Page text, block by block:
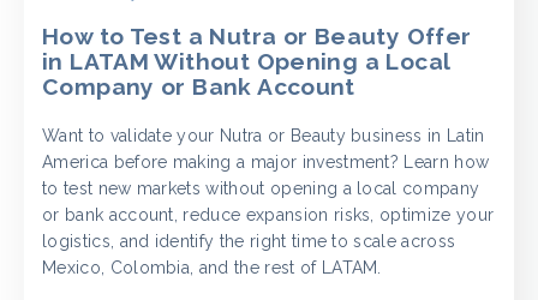
How to Test a Nutra or Beauty Offer
in LATAM Without Opening a Local
Company or Bank Account
Want to validate your Nutra or Beauty business in Latin
America before making a major investment? Learn how
to test new markets without opening a local company
or bank account, reduce expansion risks, optimize your
logistics, and identify the right time to scale across
Mexico, Colombia, and the rest of LATAM.